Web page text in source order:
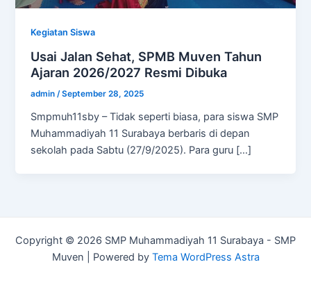
Kegiatan Siswa
Usai Jalan Sehat, SPMB Muven Tahun
Ajaran 2026/2027 Resmi Dibuka
admin/September 28, 2025
Smpmuh11sby – Tidak seperti biasa, para siswa SMP
Muhammadiyah 11 Surabaya berbaris di depan
sekolah pada Sabtu (27/9/2025). Para guru […]
Copyright © 2026 SMP Muhammadiyah 11 Surabaya - SMP
Muven | Powered by Tema WordPress Astra